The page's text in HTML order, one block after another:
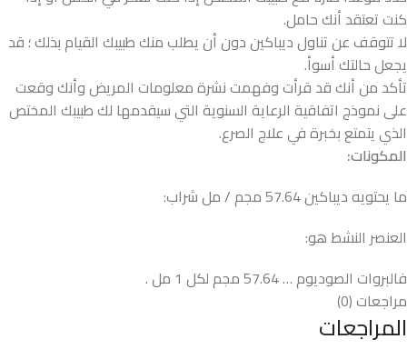
كنت تعتقد أنك حامل.
لا تتوقف عن تناول ديباكين دون أن يطلب منك طبيبك القيام بذلك ؛ قد
يجعل حالتك أسوأ.
تأكد من أنك قد قرأت وفهمت نشرة معلومات المريض وأنك وقعت
على نموذج اتفاقية الرعاية السنوية التي سيقدمها لك طبيبك المختص
الذي يتمتع بخبرة في علاج الصرع.
المكونات:
ما يحتويه ديباكين 57.64 مجم / مل شراب:
العنصر النشط هو:
فالبروات الصوديوم … 57.64 مجم لكل 1 مل .
مراجعات (0)
المراجعات